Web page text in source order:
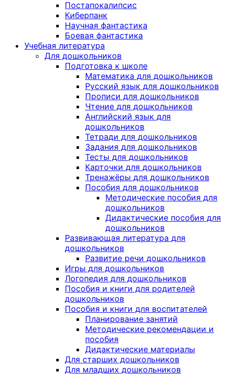
Постапокалипсис
Киберпанк
Научная фантастика
Боевая фантастика
Учебная литература
Для дошкольников
Подготовка к школе
Математика для дошкольников
Русский язык для дошкольников
Прописи для дошкольников
Чтение для дошкольников
Английский язык для
дошкольников
Тетради для дошкольников
Задания для дошкольников
Тесты для дошкольников
Карточки для дошкольников
Тренажёры для дошкольников
Пособия для дошкольников
Методические пособия для
дошкольников
Дидактические пособия для
дошкольников
Развивающая литература для
дошкольников
Развитие речи дошкольников
Игры для дошкольников
Логопедия для дошкольников
Пособия и книги для родителей
дошкольников
Пособия и книги для воспитателей
Планирование занятий
Методические рекомендации и
пособия
Дидактические материалы
Для старших дошкольников
Для младших дошкольников